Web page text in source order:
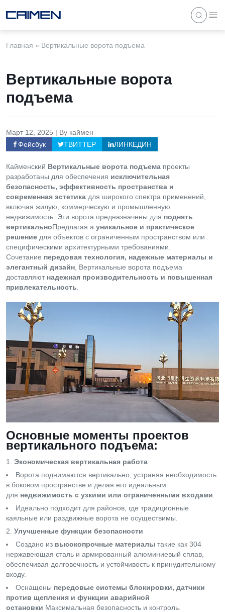
Главная » Вертикальные ворота подъема
Вертикальные ворота
подъема
Март 12, 2025 | By каймен
Фейсбук
ТВИТТЕР ЛИНКЕДИН
Кайменский Вертикальные ворота подъема проекты
разработаны для обеспечения исключительная
безопасность, эффективность пространства и
современная эстетика для широкого спектра применений,
включая жилую, коммерческую и промышленную
недвижимость. Эти ворота предназначены для поднять
вертикальноПредлагая a уникальное и практическое
решение для объектов с ограниченным пространством или
специфическими архитектурными требованиями.
Сочетание передовая технология, надежные материалы и
элегантный дизайн , Вертикальные ворота подъема
доставляют надежная производительность и повышенная
привлекательность
Основные моменты проектов
вертикального подъема:
Экономическая вертикальная работа
Ворота поднимаются вертикально, устраняя необходимость
в боковом пространстве и делая его идеальным
для недвижимость с узкими или ограниченными входами
Идеально подходит для районов, где традиционные
каяльные или раздвижные ворота не осуществимы.
Улучшенные функции безопасности
Создано из высокопрочные материалы такие как 304
нержавеющая сталь и армированный алюминиевый сплав,
обеспечивая долговечность и устойчивость к принудительному
входу.
Оснащены передовые системы блокировки, датчики
против щепления и функции аварийной
остановки Максимальная безопасность и контроль.